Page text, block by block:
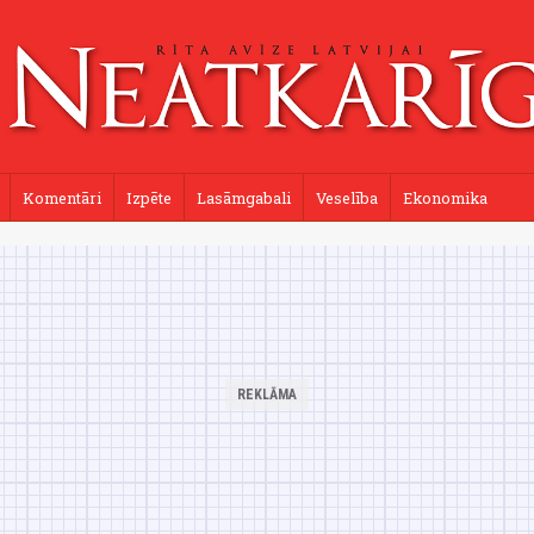
Komentāri Izpēte Lasāmgabali Veselība Ekonomika